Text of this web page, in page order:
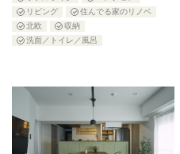
リビング
住んでる家のリノベ
北欧
収納
洗面／トイレ／風呂